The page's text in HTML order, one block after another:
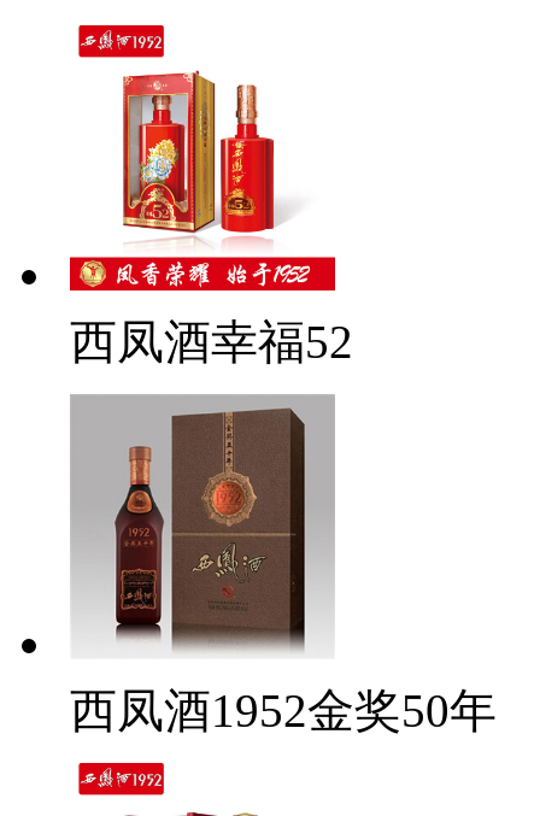
西凤酒幸福52
西凤酒1952金奖50年